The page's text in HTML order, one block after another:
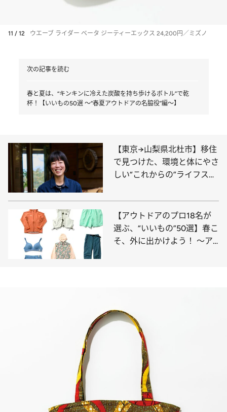
11 / 12 ウエーブ ライダー ベータ ジーティーエックス 24,200円／ミズノ
次の記事を読む
春と夏は、“キンキンに冷えた炭酸を持ち歩けるボトル”で乾
杯！【いいもの50選 ～“春夏アウトドアの名脇役”編～】
【東京→山梨県北杜市】移住
で見つけた、環境と体にやさ
しい“これからの”ライフスタ
さん
【アウトドアのプロ18名が
選ぶ、“いいもの”50選】春こ
そ、外に出かけよう！ ～ア